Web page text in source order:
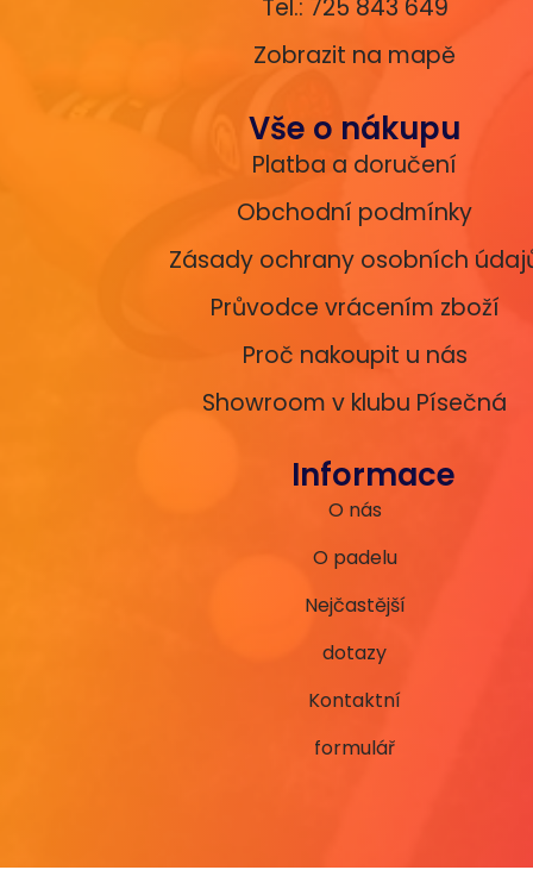
Tel.: 725 843 649
Zobrazit na mapě
Vše o nákupu
Platba a doručení
Obchodní podmínky
Zásady ochrany osobních
Průvodce vrácením zboží
Proč nakoupit u nás
Showroom v klubu Písečná
Informace
O nás
O padelu
Nejčastější
dotazy
Kontaktní
formulář